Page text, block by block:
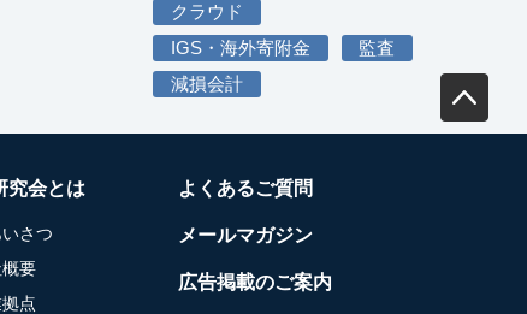
クラウド
IGS・海外寄附金
監査
減損会計
究会とは
さつ
要
点
よくあるご質問
メールマガジン
広告掲載のご案内